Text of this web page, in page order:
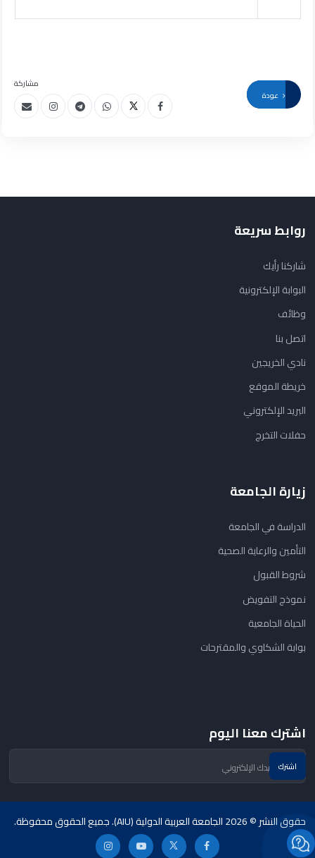
مشاركة
روابط سريعة
شاركنا رأيك
البوابة الإلكترونية
وظائف
اتصل بنا
نادي الخريجين
خريطة الموقع
البريد الإلكتروني
حفلات التخرج
زيارة الجامعة
الدراسة في الجامعة
التأمين والرعاية الصحية
شروط القبول
نموذج التفويض
الحياة الجامعية
بوابة الشكاوي والمقترحات
اشترك معنا اليوم
حقوق النشر © 2026 الجامعة العربية الدولية (AIU). جميع الحقوق محفوظة.